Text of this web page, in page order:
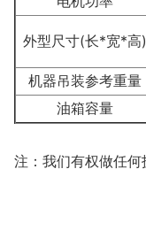
外型尺寸(长*宽*高)
机器吊装参考重量
油箱容量
注：我们有权做任